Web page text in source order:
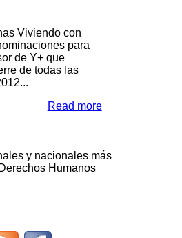
Viviendo con
para
de Y+ que
de todas las
Read more
y nacionales más
Humanos